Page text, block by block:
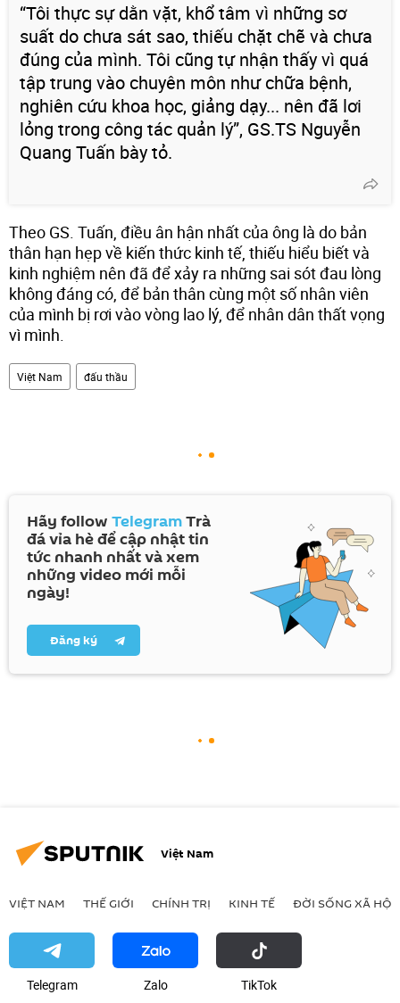
“Tôi thực sự dằn vặt, khổ tâm vì những sơ
suất do chưa sát sao, thiếu chặt chẽ và chưa
đúng của mình. Tôi cũng tự nhận thấy vì quá
tập trung vào chuyên môn như chữa bệnh,
nghiên cứu khoa học, giảng dạy... nên đã lơi
lỏng trong công tác quản lý”, GS.TS Nguyễn
Quang Tuấn bày tỏ.
Theo GS. Tuấn, điều ân hận nhất của ông là do bản
thân hạn hẹp về kiến thức kinh tế, thiếu hiểu biết và
kinh nghiệm nên đã để xảy ra những sai sót đau lòng
không đáng có, để bản thân cùng một số nhân viên
của mình bị rơi vào vòng lao lý, để nhân dân thất vọng
vì mình.
Việt Nam đấu thầu
Hãy follow TelegramTrà
đá vỉa hè để cập nhật tin
tức nhanh nhất và xem
những video mới mỗi
ngày!
Đăng ký
Việt Nam
VIỆT NAM THẾ GIỚI CHÍNH TRỊ KINH TẾ ĐỜI SỐNG XÃ HỘI
Telegram Zalo ТikТоk